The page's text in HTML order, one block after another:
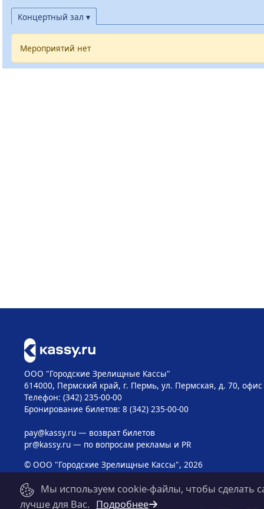
Концертный зал ▾
Мероприятий нет
ООО "Городские Зрелищные Кассы"
614000, Пермский край, г. Пермь, ул. Пермская, д. 70, офис
Телефон: (342) 235-00-00
Бронирование билетов: 8 (342) 235-00-00
pay@kassy.ru— возврат билетов
pr@kassy.ru— по вопросам рекламы и PR
© ООО "Городские Зрелищные Кассы", 2026
Мы используем cookie-файлы, чтобы сделать
лучше для Вас. Подробнее